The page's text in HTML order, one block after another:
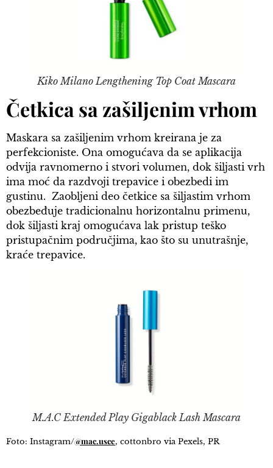
Kiko Milano Lengthening Top Coat Mascara
Četkica sa zašiljenim vrhom
Maskara sa zašiljenim vrhom kreirana je za
perfekcioniste. Ona omogućava da se aplikacija
odvija ravnomerno i stvori volumen, dok šiljasti vrh
ima moć da razdvoji trepavice i obezbedi im
gustinu. Zaobljeni deo četkice sa šiljastim vrhom
obezbeđuje tradicionalnu horizontalnu primenu,
dok šiljasti kraj omogućava lak pristup teško
pristupačnim područjima, kao što su unutrašnje,
kraće trepavice.
M.A.C Extended Play Gigablack Lash Mascara
Foto: Instagram/@mac.usce, cottonbro via Pexels, PR